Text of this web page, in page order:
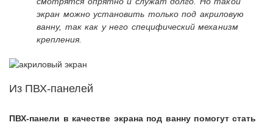
экран можно установить только под акриловую
ванну, так как у него специфический механизм
крепления.
Из ПВХ-панелей
ПВХ-панели в качестве экрана под ванну помогут стать